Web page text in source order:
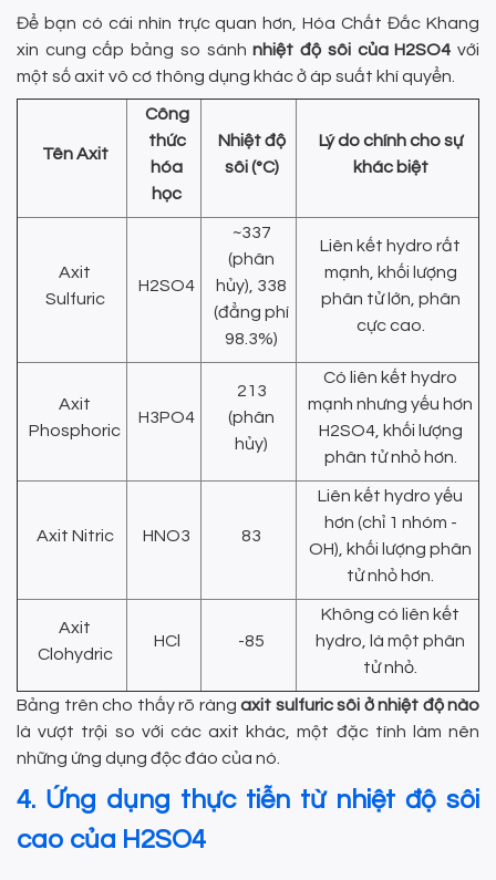
Để bạn có cái nhìn trực quan hơn, Hóa Chất Đắc Khang
xin cung cấp bảng so sánhnhiệt độ sôi của H2SO4 với
một số axit vô cơ thông dụng khác ở áp suất khí quyển.
Tên Axit
Công
thức
hóa
học
Nhiệt độ
sôi (°C)
Lý do chính cho sự
khác biệt
Axit
Sulfuric
H2SO4
~337
(phân
hủy), 338
(đẳng phí
98.3%)
Liên kết hydro rất
mạnh, khối lượng
phân tử lớn, phân
cực cao.
Axit
Phosphoric
H3PO4
213
(phân
hủy)
Có liên kết hydro
mạnh nhưng yếu hơn
H2SO4, khối lượng
phân tử nhỏ hơn.
Axit Nitric HNO3 83
Liên kết hydro yếu
hơn (chỉ 1 nhóm -
OH), khối lượng phân
tử nhỏ hơn.
Axit
Clohydric
HCl -85
Không có liên kết
hydro, là một phân
tử nhỏ.
Bảng trên cho thấy rõ ràng axit sulfuric sôi ở nhiệt độ nào
là vượt trội so với các axit khác, một đặc tính làm nên
những ứng dụng độc đáo của nó.
4. Ứng dụng thực tiễn từ nhiệt độ sôi
cao của H2SO4